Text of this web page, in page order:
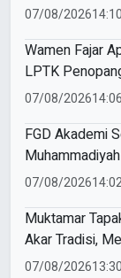
07/08/202614:10
Wamen Fajar
LPTK
Indonesia
07/08/202614:06
FGD Akademi
07/08/2026
Muktamar
Akar Tradisi,
Mendunia
07/08/202613:30